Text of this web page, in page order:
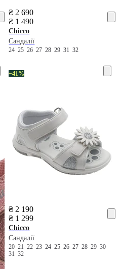
₴ 2 690
₴ 1 490
Chicco
Сандалії
2425262728293132
−41%
₴ 2 190
₴ 1 299
Chicco
Сандалії
2021222324252627282930
3132